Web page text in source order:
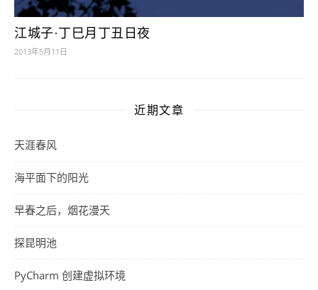
江城子·丁巳月丁丑日夜
2013年5月11日
近期文章
天涯春风
海平面下的阳光
早春之后，烟花漫天
探昆明池
PyCharm 创建虚拟环境